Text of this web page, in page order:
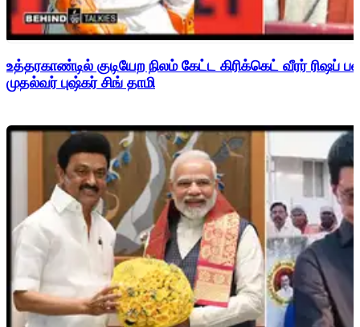
உத்தரகாண்டில் குடியேற நிலம் கேட்ட கிரிக்கெட் வீரர்
முதல்வர் புஷ்கர் சிங் தாமி